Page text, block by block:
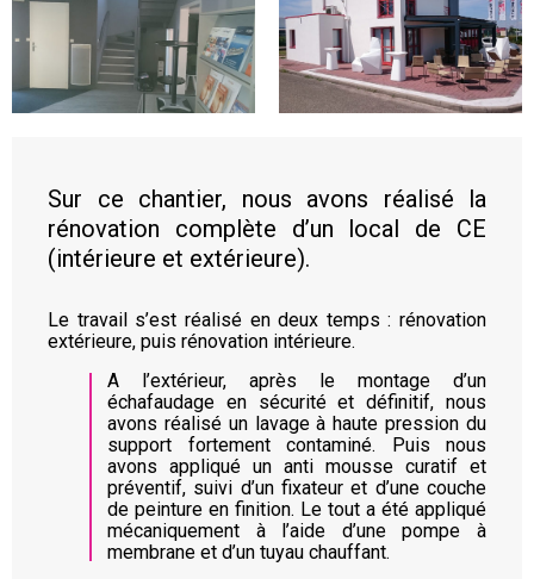
Sur ce chantier, nous avons réalisé la
rénovation complète d’un local de CE
(intérieure et extérieure).
Le travail s’est réalisé en deux temps : rénovation
extérieure, puis rénovation intérieure.
A l’extérieur, après le montage d’un
échafaudage en sécurité et définitif, nous
avons réalisé un lavage à haute pression du
support fortement contaminé. Puis nous
avons appliqué un anti mousse curatif et
préventif, suivi d’un fixateur et d’une couche
de peinture en finition. Le tout a été appliqué
mécaniquement à l’aide d’une pompe à
membrane et d’un tuyau chauffant.